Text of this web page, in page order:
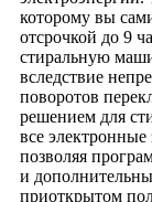
которому вы
отсрочкой до 9
стиральную
вследствие
поворотов
решением для
все
позволяя
и
приоткрытом